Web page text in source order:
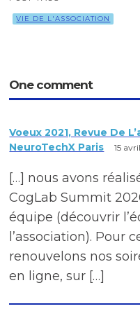
VIE DE L'ASSOCIATION
One comment
Voeux 2021, Revue De
NeuroTechX Paris
15
[…] nous avons
CogLab Summit
équipe (découvrir
l’association). Pour
renouvelons nos
en ligne, sur […]